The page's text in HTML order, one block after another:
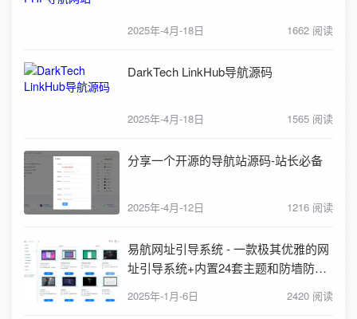
2025年-4月-18日 1662 阅读
DarkTech LinkHub导航源码
2025年-4月-18日 1565 阅读
分享一个开源的导航站源码-站长必备
2025年-4月-12日 1216 阅读
易航网址引导系统 - 一款极其优雅的网
址引导系统+内置24套主题和防墙防举
2025年-1月-6日 2420 阅读